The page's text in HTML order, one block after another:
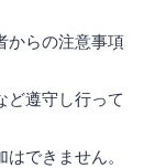
からの注意事項
ど遵守し行って
できません。